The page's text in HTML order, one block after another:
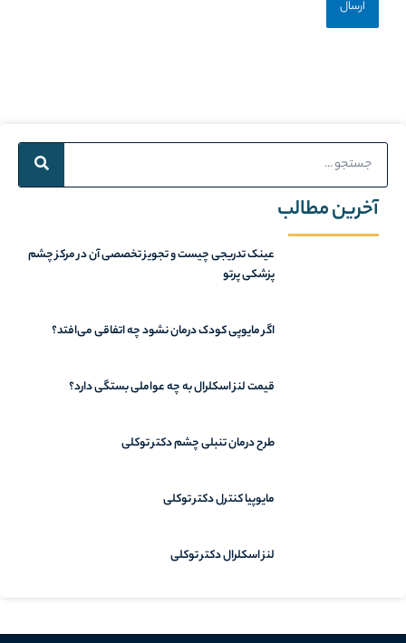
آخرین مطالب
عینک تدریجی چیست و تجویز تخصصی آن در مرکز چشم
پزشکی پرتو
اگر مایوپی کودک درمان نشود چه اتفاقی می‌افتد؟
قیمت لنز اسکلرال به چه عواملی بستگی دارد؟
طرح درمان تنبلی چشم دکتر توکلی
مایوپیا کنترل دکتر توکلی
لنز اسکلرال دکتر توکلی